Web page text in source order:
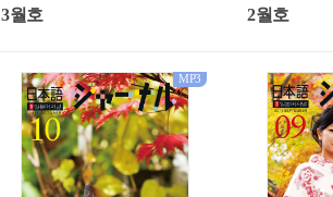
3월호
2월호
MP3